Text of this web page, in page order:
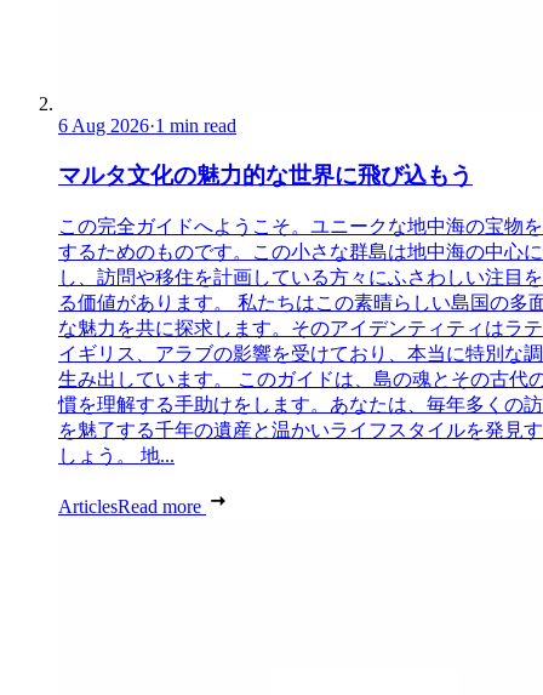
6 Aug 2026·1 min read
マルタ文化の魅力的な世界に飛び込もう
この完全ガイドへようこそ。ユニークな地中海の宝物
するためのものです。この小さな群島は地中海の中心
し、訪問や移住を計画している方々にふさわしい注目
る価値があります。 私たちはこの素晴らしい島国の多
な魅力を共に探求します。そのアイデンティティはラ
イギリス、アラブの影響を受けており、本当に特別な
生み出しています。 このガイドは、島の魂とその古代
慣を理解する手助けをします。あなたは、毎年多くの
を魅了する千年の遺産と温かいライフスタイルを発見
しょう。 地...
ArticlesRead more